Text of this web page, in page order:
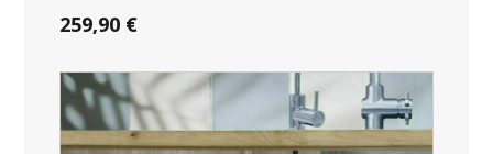
259,90 €